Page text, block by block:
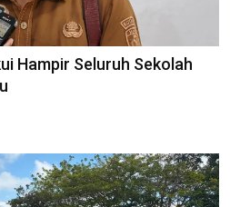
Hampir Seluruh Sekolah